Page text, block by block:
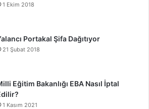
1 Ekim 2018
Portakal Şifa Dağıtıyor
21 Şubat 2018
Eğitim Bakanlığı EBA Nasıl İptal
1 Kasım 2021